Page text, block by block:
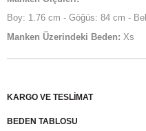
Boy: 1.76 cm - Göğüs: 84 cm -
Manken Üzerindeki Beden: Xs
KARGO VE TESLİMAT
BEDEN TABLOSU